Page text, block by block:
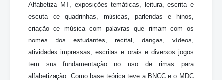
Alfabetiza MT, exposições temáticas, leitura, escrita e
escuta de quadrinhas, músicas, parlendas e hinos,
criação de música com palavras que rimam com os
nomes dos estudantes, recital, danças, vídeos,
atividades impressas, escritas e orais e diversos jogos
tem sua fundamentação no uso de rimas para
alfabetização. Como base teórica teve a BNCC e o MDC